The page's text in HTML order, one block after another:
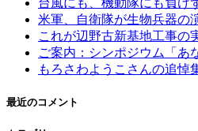
米軍、自衛隊が生物兵器
これが辺野古新基地工事の
ご案内：シンポジウム「あ
もろさわようこさんの追悼
最近のコメント